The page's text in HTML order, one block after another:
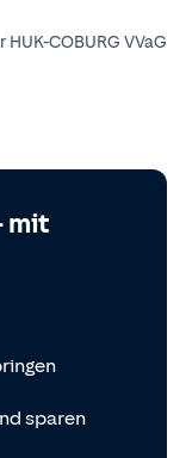
HUK-COBURG VVaG
mit
sparen